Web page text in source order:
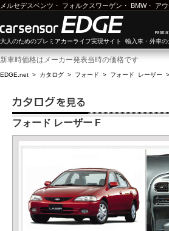
メルセデスベンツ ・ フォルクスワーゲン ・ BMW・ ア
大人のためのプレミアカーライフ実現サイト 輸入車・外車の
新車時価格はメーカー発表当時の価格です
EDGE.net > カタログ > フォード > フォード レーザー
フォード レーザー F